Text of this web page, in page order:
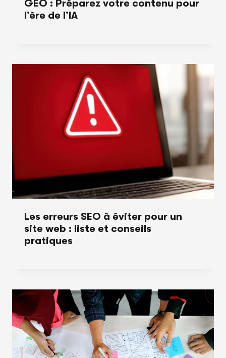
GEO : Préparez votre contenu pour
l’ère de l’IA
Les erreurs SEO à éviter pour un
site web : liste et conseils
pratiques